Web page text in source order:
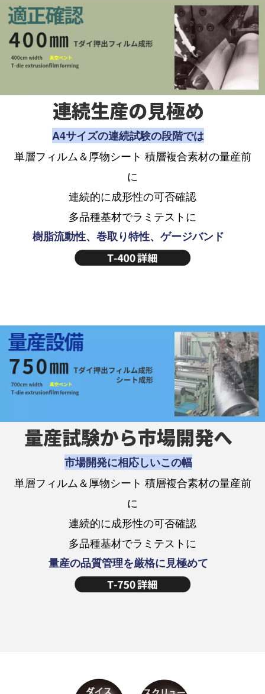
連続生産の見極め
A4サイズの連続試験の段階では
単層フィルム＆厚物シート 積層複合素材の量産前
に
連続的に成形性の可否確認
多品種基材でラミテストに
樹脂流動性、巻取り特性、ゲージバンド
量産試験から市場開発へ
市場開発に相応しいこの幅
単層フィルム＆厚物シート 積層複合素材の量産前
に
連続的に成形性の可否確認
多品種基材でラミテストに
量産の品質管理を厳格に見極めて